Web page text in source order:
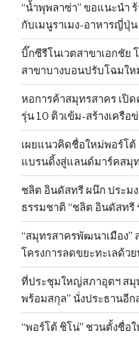
“น้ำพุพลาซ่า” ขอแนะนำ
กับเมนูราเมง-อาหารญี่ปุ่น
บิ๊กซีรีโนเวตสาขาเอกชัย
สาขาบางบอนปรับโฉมให
หอการค้าสมุทรสาคร เปิ
รุ่น 10 ติวเข้ม-สร้างเครือ
เผยแนวคิดชื่อใหม่พอร์โต้
แบรนดิ้งสู่แลนด์มาร์คสมุ
ชลิต อินดัสทรี ผนึก ประม
ธรรมชาติ “ชลิต อินดัสทรี
“สมุทรสาครพัฒนาเมือง”
โครงการลดขยะทะเลด้ว
ที่ประชุมใหญ่สภาอุตฯ สมุ
พร้อมสกุล” นั่งประธานอีก
“พอร์โต้ ชิโน่” ชวนตั้งชื่อ